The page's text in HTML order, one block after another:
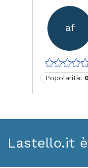
af
Popolarità:
Lastello.it